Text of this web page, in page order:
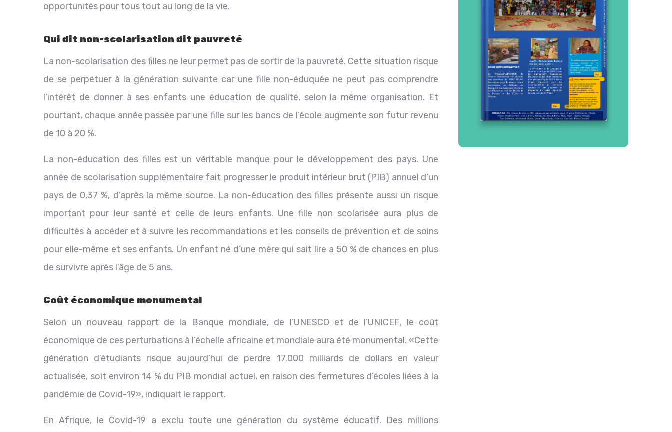
opportunités pour tous tout au long de la vie.
Qui dit non-scolarisation dit pauvreté
La non-scolarisation des filles ne leur permet pas de sortir de la pauvreté. Cette situation risque
de se perpétuer à la génération suivante car une fille non-éduquée ne peut pas comprendre
l’intérêt de donner à ses enfants une éducation de qualité, selon la même organisation. Et
pourtant, chaque année passée par une fille sur les bancs de l’école augmente son futur revenu
de 10 à 20 %.
La non-éducation des filles est un véritable manque pour le développement des pays. Une
année de scolarisation supplémentaire fait progresser le produit intérieur brut (PIB) annuel d’un
pays de 0,37 %, d’après la même source. La non-éducation des filles présente aussi un risque
important pour leur santé et celle de leurs enfants. Une fille non scolarisée aura plus de
difficultés à accéder et à suivre les recommandations et les conseils de prévention et de soins
pour elle-même et ses enfants. Un enfant né d’une mère qui sait lire a 50 % de chances en plus
de survivre après l’âge de 5 ans.
Coût économique monumental
Selon un nouveau rapport de la Banque mondiale, de l’UNESCO et de l’UNICEF, le coût
économique de ces perturbations à l’échelle africaine et mondiale aura été monumental. «Cette
génération d’étudiants risque aujourd’hui de perdre 17.000 milliards de dollars en valeur
actualisée, soit environ 14 % du PIB mondial actuel, en raison des fermetures d’écoles liées à la
pandémie de Covid-19», indiquait le rapport.
En Afrique, le Covid-19 a exclu toute une génération du système éducatif. Des millions